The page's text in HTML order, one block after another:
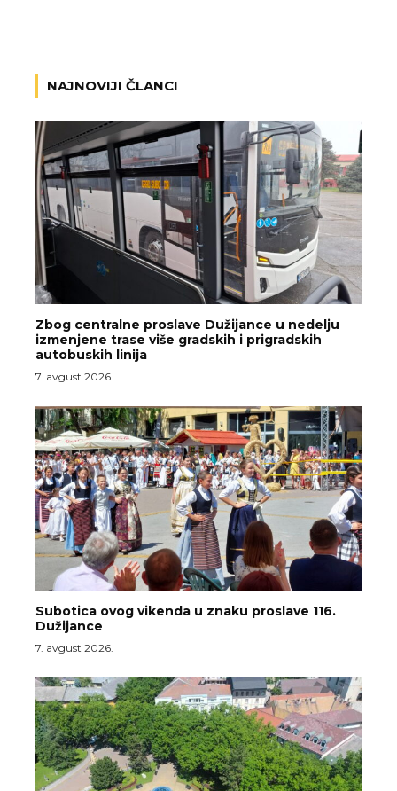
NAJNOVIJI ČLANCI
Zbog centralne proslave Dužijance u nedelju
izmenjene trase više gradskih i prigradskih
autobuskih linija
7. avgust 2026.
Subotica ovog vikenda u znaku proslave 116.
Dužijance
7. avgust 2026.